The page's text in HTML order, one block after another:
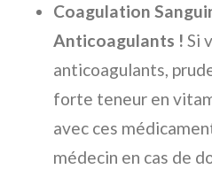
Coagulation
Anticoagulants ! Si
anticoagulants,
forte teneur en
avec ces
médecin en cas de